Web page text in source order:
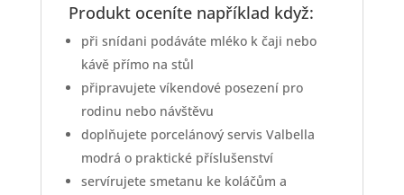
Produkt oceníte například když:
při snídani podáváte mléko k čaji nebo
kávě přímo na stůl
připravujete víkendové posezení pro
rodinu nebo návštěvu
doplňujete porcelánový servis Valbella
modrá o praktické příslušenství
servírujete smetanu ke koláčům a